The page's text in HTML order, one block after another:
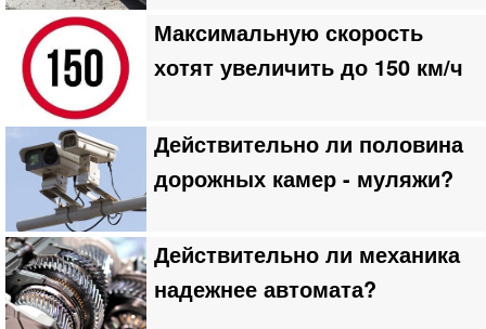
Максимальную скорость
хотят увеличить до 150 км/ч
Действительно ли половина
дорожных камер - муляжи?
Действительно ли механика
надежнее автомата?